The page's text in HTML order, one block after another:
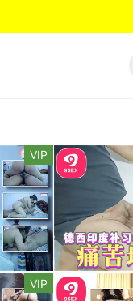
VIP
VIP